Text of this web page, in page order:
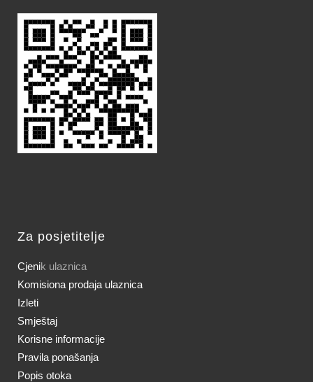
Za posjetitelje
Cjenik ulaznica
Komisiona prodaja ulaznica
Izleti
Smještaj
Korisne informacije
Pravila ponašanja
Popis otoka